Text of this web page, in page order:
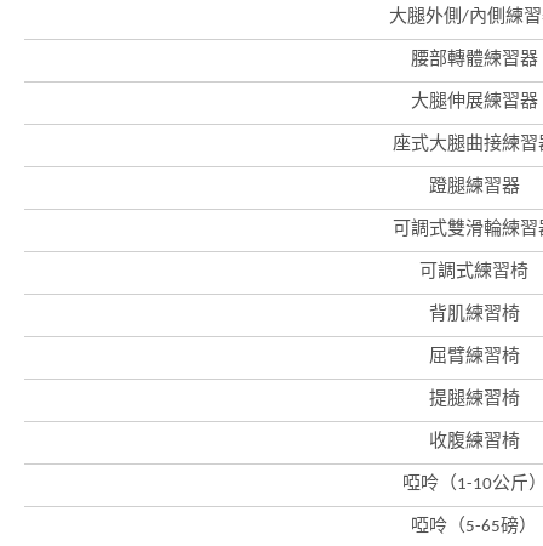
大腿外側/內側練
腰部轉體練習器
大腿伸展練習器
座式大腿曲接練習
蹬腿練習器
可調式雙滑輪練習
可調式練習椅
背肌練習椅
屈臂練習椅
提腿練習椅
收腹練習椅
啞呤（1-10公斤
啞呤（5-65磅）